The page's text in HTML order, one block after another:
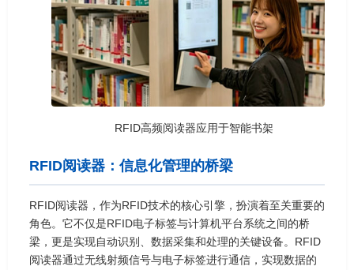
RFID高频阅读器应用于智能书架
RFID阅读器：信息化管理的桥梁
RFID阅读器，作为RFID技术的核心引擎，扮演着至关重要的
角色。它不仅是RFID电子标签与计算机平台系统之间的桥
梁，更是实现自动识别、数据采集和处理的关键设备。RFID
阅读器通过无线射频信号与电子标签进行通信，实现数据的